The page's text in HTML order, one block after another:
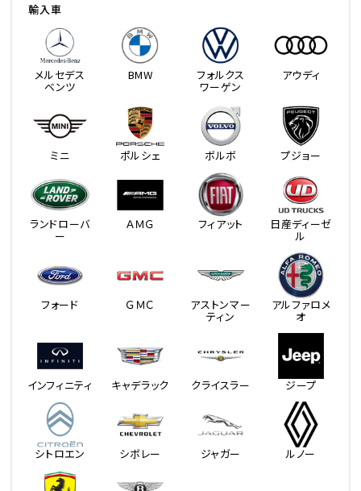
輸入車
メルセデス
ベンツ
BMW フォルクス
ワーゲン
アウディ
ミニ ポルシェ ボルボ プジョー
ランドローバ
ー
ＡＭＧ フィアット 日産ディーゼ
ル
フォード ＧＭＣ アストンマー
ティン
アルファロメ
オ
インフィニティ キャデラック クライスラー ジープ
シトロエン シボレー ジャガー ルノー